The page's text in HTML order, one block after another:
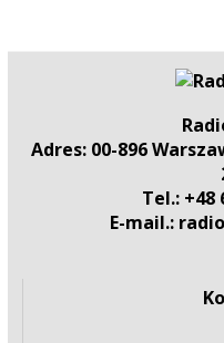
Adres: 00-896
Tel.: +48
E-mail.: